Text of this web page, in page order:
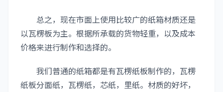
总之，现在市面上使用比较广的纸箱材质还是
以瓦楞板为主。根据所承载的货物轻重，以及成本
价格来进行制作和选择的。
我们普通的纸箱都是有瓦楞纸板制作的，瓦楞
纸板分面纸，瓦楞纸，芯纸，里纸。材质的好坏，